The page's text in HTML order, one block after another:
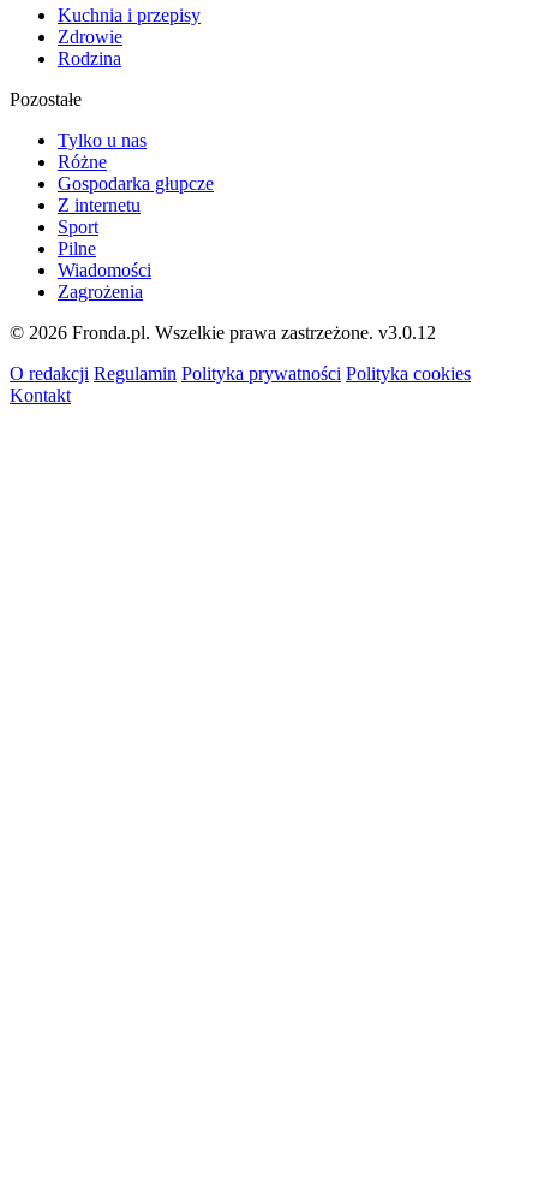
Kuchnia i przepisy
Zdrowie
Rodzina
Pozostałe
Tylko u nas
Różne
Gospodarka głupcze
Z internetu
Sport
Pilne
Wiadomości
Zagrożenia
© 2026 Fronda.pl. Wszelkie prawa zastrzeżone. v3.0.12
O redakcji Regulamin Polityka prywatności Polityka cookies
Kontakt